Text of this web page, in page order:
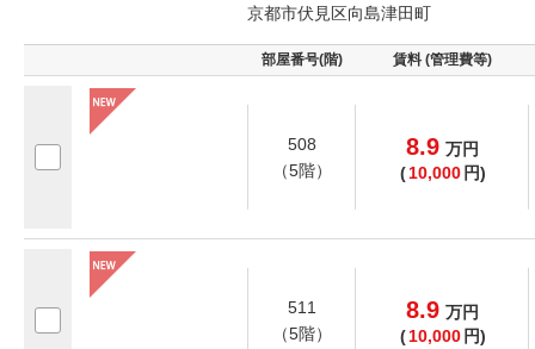
京都市伏見区向島津田町
部屋番号(階) 賃料 (管理費等)
508
（5階）
8.9 万円
( 10,000 円)
511
（5階）
8.9 万円
( 10,000 円)